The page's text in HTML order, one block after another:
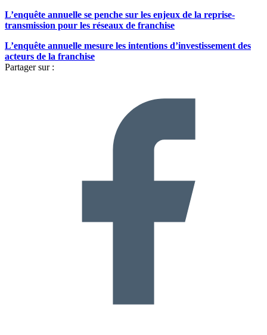
L’enquête annuelle se penche sur les enjeux de la reprise-
transmission pour les réseaux de franchise
L’enquête annuelle mesure les intentions d’investissement des
acteurs de la franchise
Partager sur :